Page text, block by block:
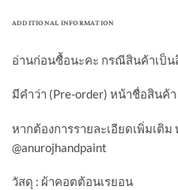
ADDITIONAL INFORMATION
อ่านก่อนซื้อนะคะ กรณีสินค้าเป็น
มีคำว่า (Pre-order) หน้าชื่อสินค้
หากต้องการรายละเอียดเพิ่มเติ
@anurojhandpaint
วัสดุ : ผ้าคอตต้อนเรยอน